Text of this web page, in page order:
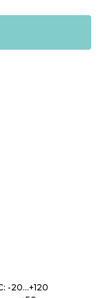
-20...+120